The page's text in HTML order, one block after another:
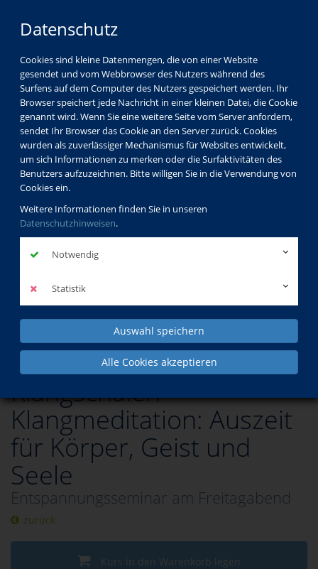
Datenschutz
Cookies sind kleine Datenmengen, die von einer Website
gesendet und vom Webbrowser des Nutzers während des
Surfens auf dem Computer des Nutzers gespeichert werden. Ihr
Browser speichert jede Nachricht in einer kleinen Datei, die Cookie
genannt wird. Wenn Sie eine weitere Seite vom Server anfordern,
sendet Ihr Browser das Cookie an den Server zurück. Cookies
wurden als zuverlässiger Mechanismus für Websites entwickelt,
um sich Informationen zu merken oder die Surfaktivitäten des
Benutzers aufzuzeichnen. Bitte willigen Sie in die Verwendung von
Cookies ein.
Weitere Informationen finden Sie in unseren
Datenschutzhinweisen.
Notwendig
Statistik
Auswahl speichern
Alle Cookies akzeptieren
Fernöstliche Entspannungsmethoden
Klangschalen -
Klangmeditation: Auszeit
für Körper, Geist und
Seele
Entspannungsseminar am Freitagabend
zurück
Kurs in den Warenkorb legen